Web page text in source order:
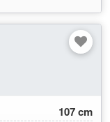
107 cm